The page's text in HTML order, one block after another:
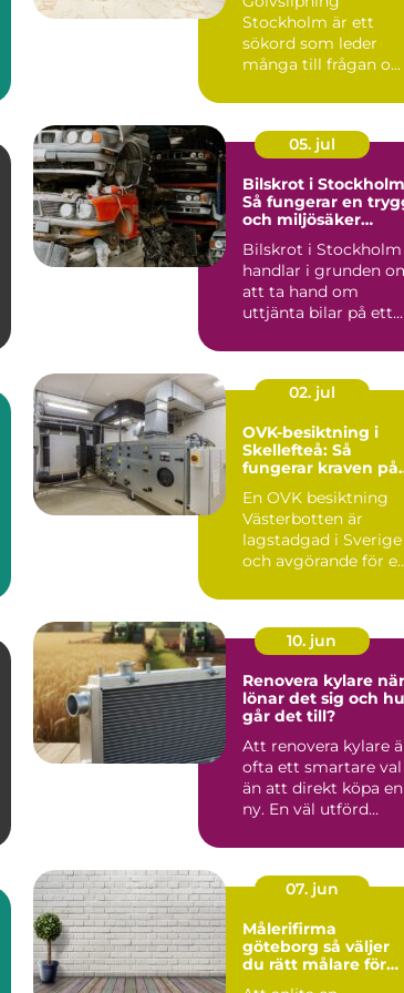
Stockholm är ett
sökord som leder
många till frågan om
nytt liv utan...
05. jul
Bilskrot i
Så fungerar en
och miljösäker
Bilskrot i Stockholm
handlar i grunden
att ta hand om
uttjänta bilar på ett
02. jul
OVK-besiktning i
Skellefteå: Så
fungerar kraven på
En OVK besiktning
Västerbotten är
lagstadgad i Sverige
och avgörande för
10. jun
Renovera kylare när
lönar det sig och
går det till?
Att renovera kylare
ofta ett smartare val
än att direkt köpa en
ny. En väl utförd
07. jun
Målerifirma
göteborg så väljer
du rätt målare för